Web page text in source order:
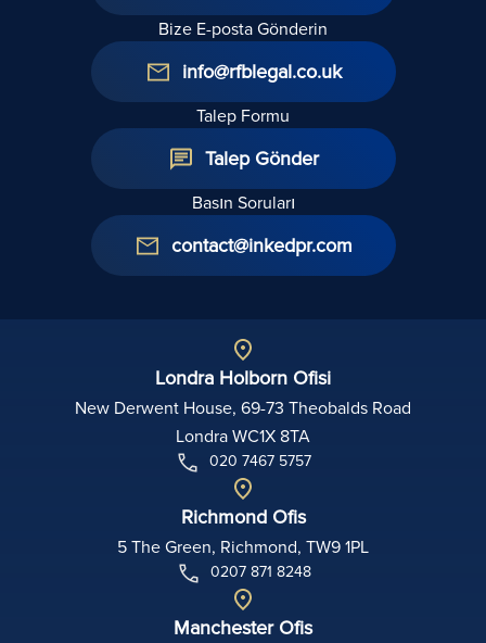
Bize E-posta Gönderin
info@rfblegal.co.uk
Talep Formu
Talep Gönder
Basın Soruları
contact@inkedpr.com
Londra Holborn Ofisi
New Derwent House, 69-73 Theobalds Road
Londra WC1X 8TA
020 7467 5757
Richmond Ofis
5 The Green, Richmond, TW9 1PL
0207 871 8248
Manchester Ofis